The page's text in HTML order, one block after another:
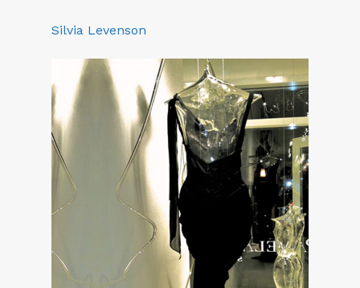
Silvia Levenson